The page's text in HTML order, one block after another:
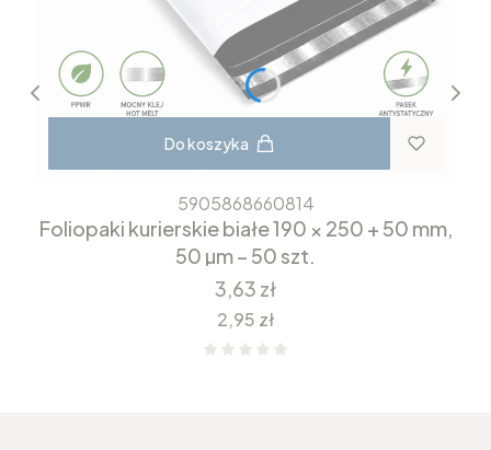
Do koszyka
5905868660814
Foliopaki kurierskie białe 190 × 250 + 50 mm,
50 µm – 50 szt.
Cena
3,63 zł
Cena
2,95 zł